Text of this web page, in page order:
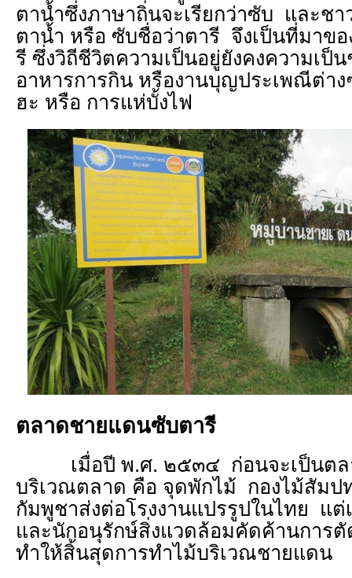
ตาน้ำซึ่งภาษาถิ่นจะเรียกว่าซับ และชา
ตาน้ำ หรือ ซับชื่อว่าตารี จึงเป็นที่มาข
รี ซึ่งวิถีชีวิตความเป็นอยู่ยังคงความเป็
อาหารการกิน หรืองานบุญประเพณีต่า
ฮะ หรือ การแห่บั้งไฟ
ตลาดชายแดนซับตารี
เมื่อปี พ.ศ. ๒๕๓๔ ก่อนจะเป็นตล
บริเวณตลาด คือ จุดพักไม้ กองไม้สัมป
กัมพูชาส่งต่อโรงงานแปรรูปในไทย แ
และนักอนุรักษ์สิ่งแวดล้อมคัดค้านการตั
ทำให้สิ้นสุดการทำไม้บริเวณชายแดน